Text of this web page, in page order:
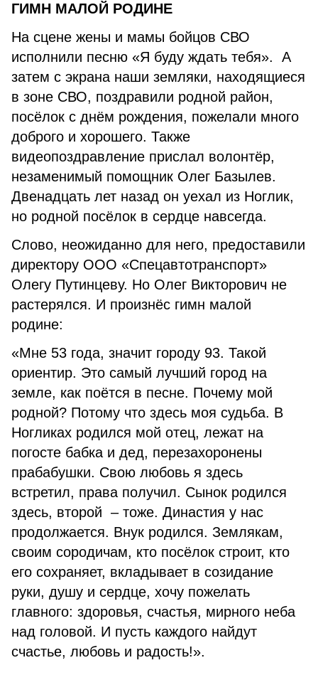
ГИМН МАЛОЙ РОДИНЕ
На сцене жены и мамы бойцов СВО
исполнили песню «Я буду ждать тебя». А
затем с экрана наши земляки, находящиеся
в зоне СВО, поздравили родной район,
посёлок с днём рождения, пожелали много
доброго и хорошего. Также
видеопоздравление прислал волонтёр,
незаменимый помощник Олег Базылев.
Двенадцать лет назад он уехал из Ноглик,
но родной посёлок в сердце навсегда.
Слово, неожиданно для него, предоставили
директору ООО «Спецавтотранспорт»
Олегу Путинцеву. Но Олег Викторович не
растерялся. И произнёс гимн малой
родине:
«Мне 53 года, значит городу 93. Такой
ориентир. Это самый лучший город на
земле, как поётся в песне. Почему мой
родной? Потому что здесь моя судьба. В
Ногликах родился мой отец, лежат на
погосте бабка и дед, перезахоронены
прабабушки. Свою любовь я здесь
встретил, права получил. Сынок родился
здесь, второй – тоже. Династия у нас
продолжается. Внук родился. Землякам,
своим сородичам, кто посёлок строит, кто
его сохраняет, вкладывает в созидание
руки, душу и сердце, хочу пожелать
главного: здоровья, счастья, мирного неба
над головой. И пусть каждого найдут
счастье, любовь и радость!».